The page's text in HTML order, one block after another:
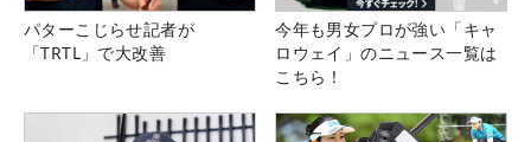
パターこじらせ記者が
「TRTL」で大改善
今年も男女プロが強い「キャ
ロウェイ」のニュース一覧は
こちら！